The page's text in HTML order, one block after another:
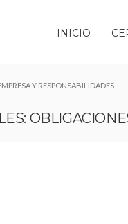
INICIO
Y RESPONSABILIDADES